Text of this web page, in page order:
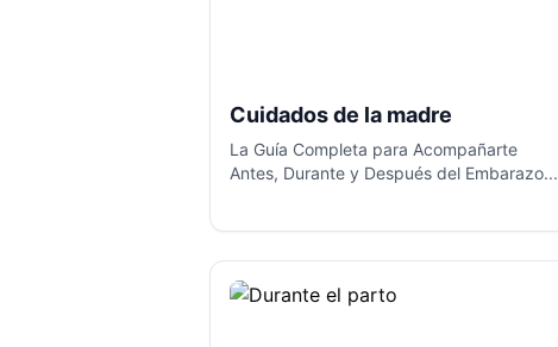
Cuidados de la madre
La Guía Completa para Acompañarte
Antes, Durante y Después del Embarazo...